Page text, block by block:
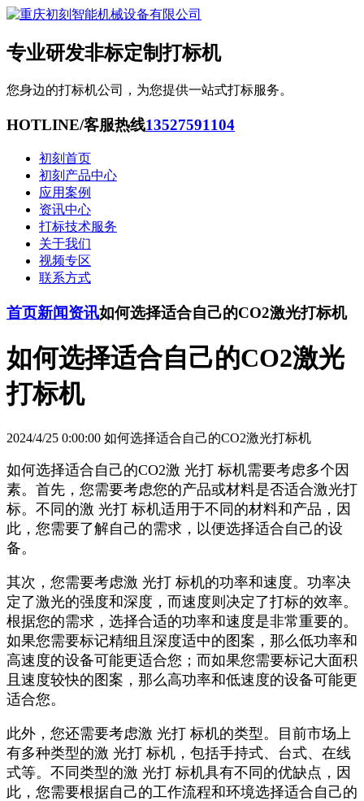
专业研发非标定制打标机
您身边的打标机公司，为您提供一站式打标服务。
HOTLINE/客服热线13527591104
初刻首页
初刻产品中心
应用案例
资讯中心
打标技术服务
关于我们
视频专区
联系方式
首页新闻资讯如何选择适合自己的CO2激光打标机
如何选择适合自己的CO2激光
打标机
2024/4/25 0:00:00 如何选择适合自己的CO2激光打标机
如何选择适合自己的CO2激 光打 标机需要考虑多个因
素。首先，您需要考虑您的产品或材料是否适合激光打
标。不同的激 光打 标机适用于不同的材料和产品，因
此，您需要了解自己的需求，以便选择适合自己的设
备。
其次，您需要考虑激 光打 标机的功率和速度。功率决
定了激光的强度和深度，而速度则决定了打标的效率。
根据您的需求，选择合适的功率和速度是非常重要的。
如果您需要标记精细且深度适中的图案，那么低功率和
高速度的设备可能更适合您；而如果您需要标记大面积
且速度较快的图案，那么高功率和低速度的设备可能更
适合您。
此外，您还需要考虑激 光打 标机的类型。目前市场上
有多种类型的激 光打 标机，包括手持式、台式、在线
式等。不同类型的激 光打 标机具有不同的优缺点，因
此，您需要根据自己的工作流程和环境选择适合自己的